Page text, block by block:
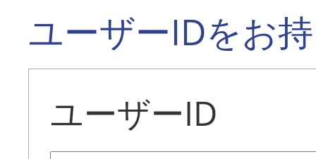
ユーザーIDをお
ユーザーID